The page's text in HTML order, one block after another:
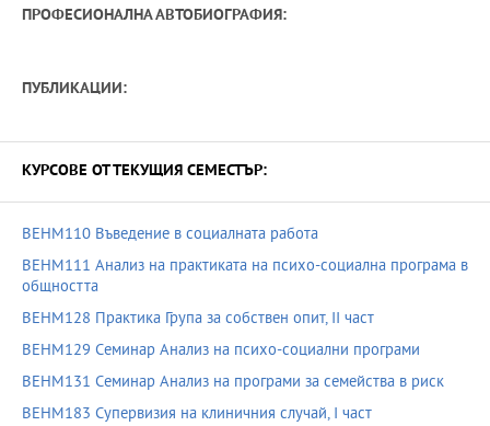
ПРОФЕСИОНАЛНА АВТОБИОГРАФИЯ:
ПУБЛИКАЦИИ:
КУРСОВЕ ОТ ТЕКУЩИЯ СЕМЕСТЪР:
BEHM110 Въведение в социалната работа
BEHM111 Анализ на практиката на психо-социална програма в
общността
BEHM128 Практика Група за собствен опит, II част
BEHM129 Семинар Анализ на психо-социални програми
BEHM131 Семинар Анализ на програми за семейства в риск
BEHM183 Супервизия на клиничния случай, I част